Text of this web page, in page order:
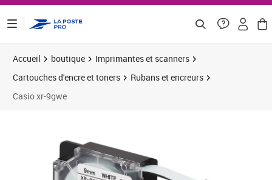
Accueil boutique
Imprimantes et scanners
Cartouches d'encre et toners
Rubans et encreurs
Casio xr-9gwe